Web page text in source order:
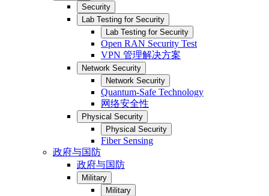
Security
Lab Testing for Security
Lab Testing for Security
Open RAN Security Test
VPN 管理解决方案
Network Security
Network Security
Quantum-Safe Technology
网络安全性
Physical Security
Physical Security
Fiber Sensing
政府与国防
政府与国防
Military
Military